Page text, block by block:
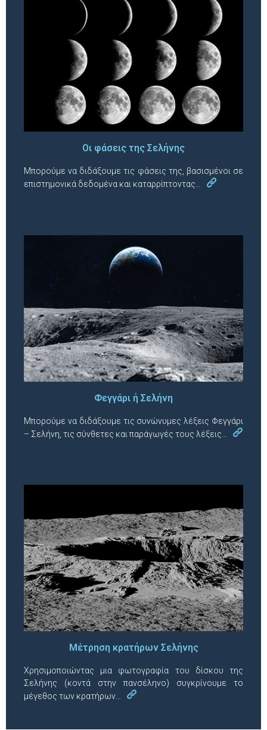
Οι φάσεις της Σελήνης
Μπορούμε να διδάξουμε τις φάσεις της, βασισμένοι σε
επιστημονικά δεδομένα και καταρρίπτοντας…
Φεγγάρι ή Σελήνη
Μπορούμε να διδάξουμε τις συνώνυμες λέξεις Φεγγάρι
– Σελήνη, τις σύνθετες και παράγωγές τους λέξεις…
Μέτρηση κρατήρων Σελήνης
Χρησιμοποιώντας μια φωτογραφία του δίσκου της
Σελήνης (κοντά στην πανσέληνο) συγκρίνουμε το
μέγεθος των κρατήρων…